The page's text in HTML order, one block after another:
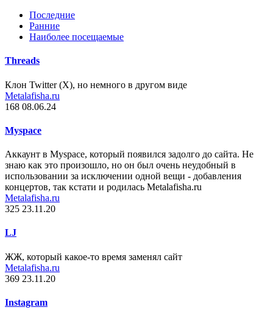
Последние
Ранние
Наиболее посещаемые
Threads
Клон Twitter (X), но немного в другом виде
Metalafisha.ru
168 08.06.24
Myspace
Аккаунт в Myspace, который появился задолго до сайта. Не
знаю как это произошло, но он был очень неудобный в
использовании за исключении одной вещи - добавления
концертов, так кстати и родилась Metalafisha.ru
Metalafisha.ru
325 23.11.20
LJ
ЖЖ, который какое-то время заменял сайт
Metalafisha.ru
369 23.11.20
Instagram